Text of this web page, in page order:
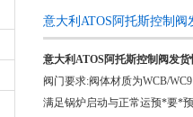
意大利ATOS阿托斯控制
意大利ATOS阿托斯控制阀发货
阀门要求:阀体材质为WCB/
满足锅炉启动与正常运预*要*